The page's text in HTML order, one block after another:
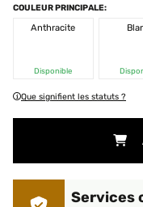
COULEUR PRINCIPALE:
Anthracite
Disponible
Que signifient les statuts ?
Services